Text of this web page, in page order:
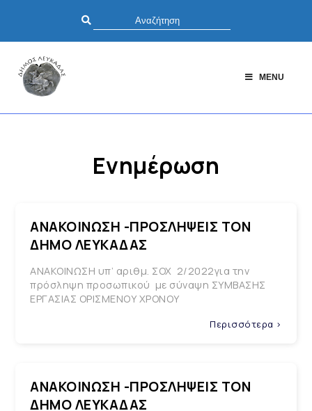
MENU
Ενημέρωση
ΑΝΑΚΟΙΝΩΣΗ -ΠΡΟΣΛΗΨΕΙΣ ΤΟΝ
ΔΗΜΟ ΛΕΥΚΑΔΑΣ
ΑΝΑΚΟΙΝΩΣΗ υπ’ αριθμ. ΣΟΧ 2/2022για την
πρόσληψη προσωπικού με σύναψη ΣΥΜΒΑΣΗΣ
ΕΡΓΑΣΙΑΣ ΟΡΙΣΜΕΝΟΥ ΧΡΟΝΟΥ
Περισσότερα >
ΑΝΑΚΟΙΝΩΣΗ -ΠΡΟΣΛΗΨΕΙΣ ΤΟΝ
ΔΗΜΟ ΛΕΥΚΑΔΑΣ